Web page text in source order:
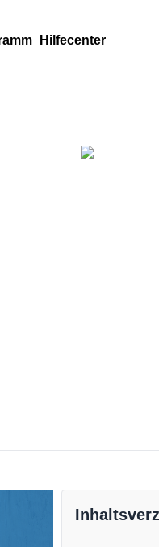
Hilfecenter